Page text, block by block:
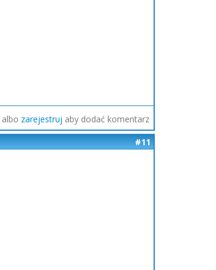
albo zarejestruj aby dodać komentarz
#11